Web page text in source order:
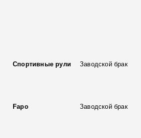
Спортивные рули Заводской брак
Fapo Заводской брак